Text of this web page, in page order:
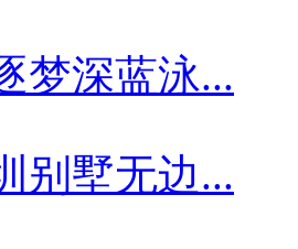
梦深蓝泳...
别墅无边...